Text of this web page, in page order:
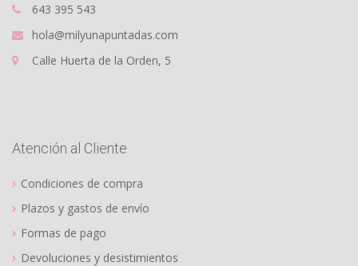
643 395 543
hola@milyunapuntadas.com
Calle Huerta de la Orden, 5
Atención al Cliente
Condiciones de compra
Plazos y gastos de envío
Formas de pago
Devoluciones y desistimientos